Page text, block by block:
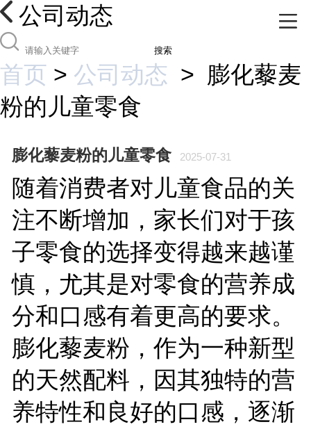
公司动态
搜索
首页 > 公司动态 > 膨化藜麦
粉的儿童零食
膨化藜麦粉的儿童零食 2025-07-31
随着消费者对儿童食品的关
注不断增加，家长们对于孩
子零食的选择变得越来越谨
慎，尤其是对零食的营养成
分和口感有着更高的要求。
膨化藜麦粉，作为一种新型
的天然配料，因其独特的营
养特性和良好的口感，逐渐